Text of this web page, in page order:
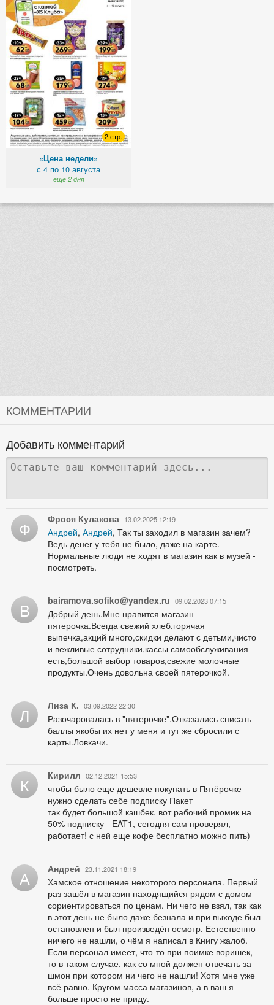
2 стр.
«Цена недели»
с 4 по 10 августа
еще 2 дня
КОММЕНТАРИИ
Добавить комментарий
Ф Фрося Кулакова 13.02.2025 12:19
Андрей, Андрей, Так ты заходил в магазин зачем?
Ведь денег у тебя не было, даже на карте.
Нормальные люди не ходят в магазин как в музей -
посмотреть.
B bairamova.sofiko@yandex.ru 09.02.2023 07:15
Добрый день.Мне нравится магазин
пятерочка.Всегда свежий хлеб,горячая
выпечка,акций много,скидки делают с детьми,чисто
и вежливые сотрудники,кассы самообслуживания
есть,большой выбор товаров,свежие молочные
продукты.Очень довольна своей пятерочкой.
Л Лиза К. 03.09.2022 22:30
Разочаровалась в "пятерочке".Отказались списать
баллы якобы их нет у меня и тут же сбросили с
карты.Ловкачи.
К Кирилл 02.12.2021 15:53
чтобы было еще дешевле покупать в Пятёрочке
нужно сделать себе подписку Пакет
так будет большой кэшбек. вот рабочий промик на
50% подписку - EAT1, сегодня сам проверял,
работает! с ней еще кофе бесплатно можно пить)
А Андрей 23.11.2021 18:19
Хамское отношение некоторого персонала. Первый
раз зашёл в магазин находящийся рядом с домом
сориентироваться по ценам. Ни чего не взял, так как
в этот день не было даже безнала и при выходе был
остановлен и был произведён осмотр. Естественно
ничего не нашли, о чём я написал в Книгу жалоб.
Если персонал имеет, что-то при поимке воришек,
то в таком случае, как со мной должен отвечать за
шмон при котором ни чего не нашли! Хотя мне уже
всё равно. Кругом масса магазинов, а в ваш я
больше просто не приду.